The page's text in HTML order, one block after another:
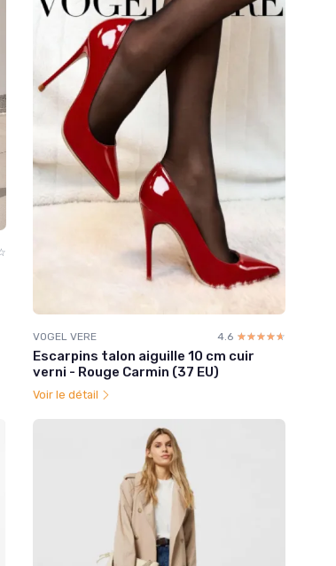
VOGEL VERE 4.6 ☆☆☆☆☆
★★★★★
Escarpins talon aiguille 10 cm cuir
verni - Rouge Carmin (37 EU)
Voir le détail